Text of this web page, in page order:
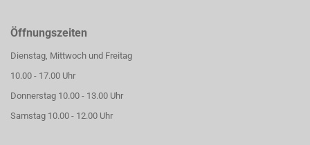
Öffnungszeiten
Dienstag, Mittwoch und Freitag
10.00 - 17.00 Uhr
Donnerstag 10.00 - 13.00 Uhr
Samstag 10.00 - 12.00 Uhr